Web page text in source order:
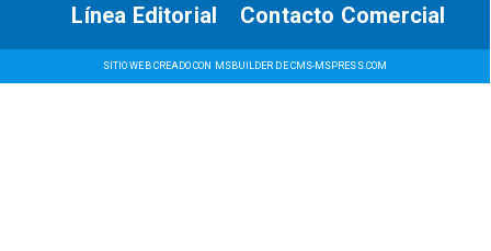
SITIO WEB CREADO CON MSBUILDER DE CMS-MSPRESS.COM
Contacto Comercial
Línea Editorial